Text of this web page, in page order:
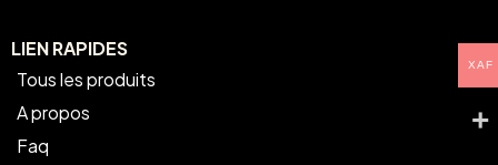
LIEN RAPIDES
Tous les produits
A propos
Faq
XAF